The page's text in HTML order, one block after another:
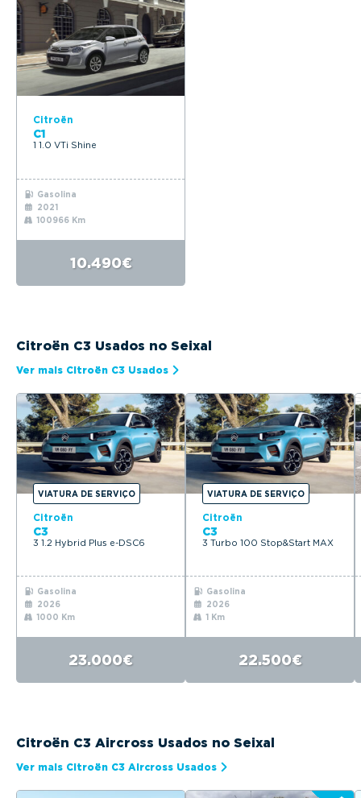
Citroën
C1
1 1.0 VTi Shine
Gasolina
2021
100966 Km
10.490€
Citroën C3 Usados no Seixal
Ver mais Citroën C3 Usados
VIATURA DE SERVIÇO
Citroën
C3
3 1.2 Hybrid Plus e-DSC6
Gasolina
2026
1000 Km
23.000€
VIATURA DE SERVIÇO
Citroën
C3
3 Turbo 100 Stop&Start MAX
Gasolina
2026
1 Km
22.500€
Citroën C3 Aircross Usados no Seixal
Ver mais Citroën C3 Aircross Usados